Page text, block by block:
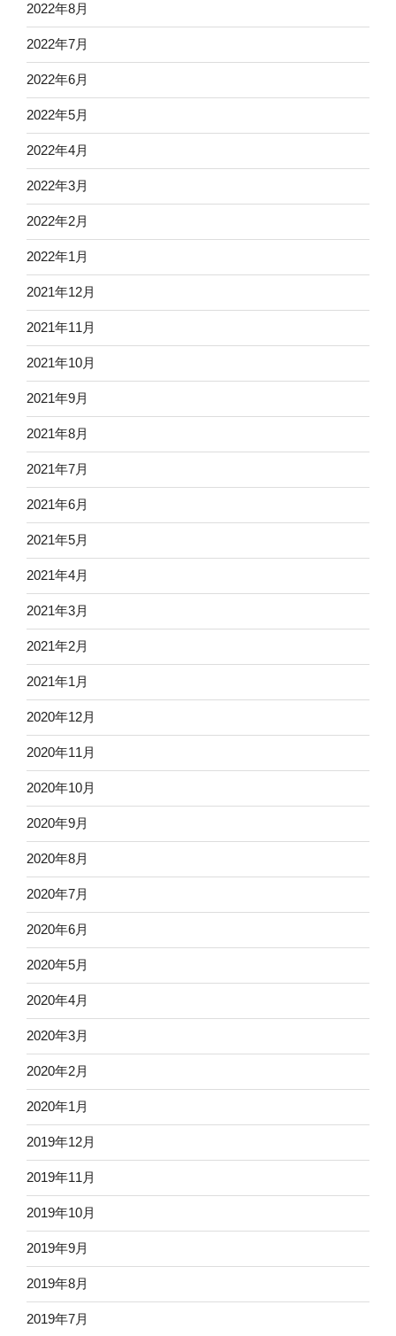
2022年8月
2022年7月
2022年6月
2022年5月
2022年4月
2022年3月
2022年2月
2022年1月
2021年12月
2021年11月
2021年10月
2021年9月
2021年8月
2021年7月
2021年6月
2021年5月
2021年4月
2021年3月
2021年2月
2021年1月
2020年12月
2020年11月
2020年10月
2020年9月
2020年8月
2020年7月
2020年6月
2020年5月
2020年4月
2020年3月
2020年2月
2020年1月
2019年12月
2019年11月
2019年10月
2019年9月
2019年8月
2019年7月